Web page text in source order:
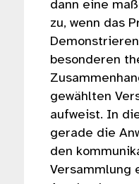
dann eine
zu, wenn das
besonderen
gewählten
aufweist. In
gerade die
den
Versammlung